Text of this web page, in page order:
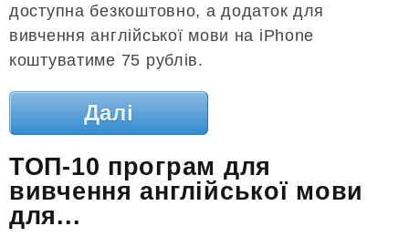
доступна безкоштовно, а додаток для
вивчення англійської мови на iPhone
коштуватиме 75 рублів.
Далі
ТОП-10 програм для
вивчення англійської мови
для...